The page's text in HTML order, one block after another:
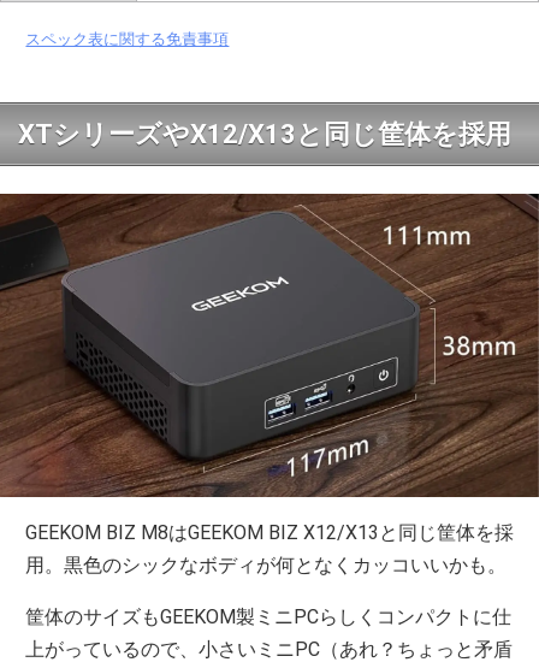
スペック表に関する免責事項
XTシリーズやX12/X13と同じ筐体を採用
GEEKOM BIZ M8はGEEKOM BIZ X12/X13と同じ筐体を採
用。黒色のシックなボディが何となくカッコいいかも。
筐体のサイズもGEEKOM製ミニPCらしくコンパクトに仕
上がっているので、小さいミニPC（あれ？ちょっと矛盾